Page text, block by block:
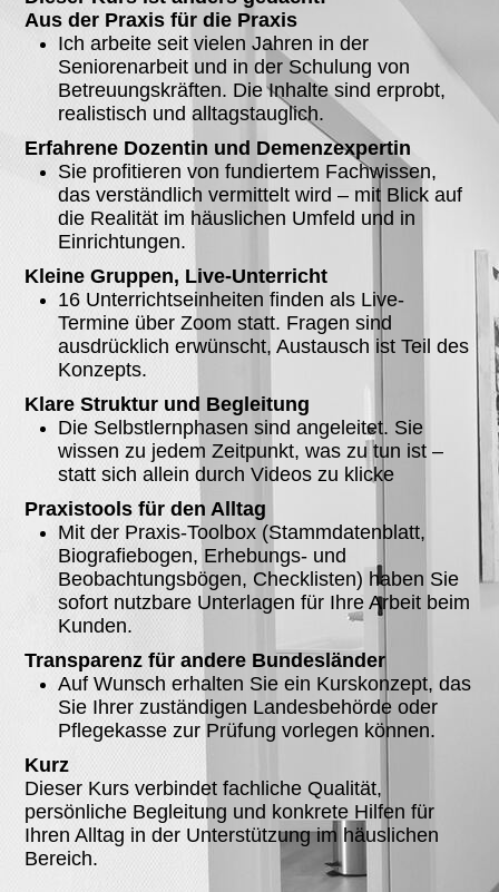
Aus der Praxis für die Praxis
Ich arbeite seit vielen Jahren in der
Seniorenarbeit und in der Schulung von
Betreuungskräften. Die Inhalte sind erprobt,
realistisch und alltagstauglich.
Erfahrene Dozentin und Demenzexpertin
Sie profitieren von fundiertem Fachwissen,
das verständlich vermittelt wird – mit Blick auf
die Realität im häuslichen Umfeld und in
Einrichtungen.
Kleine Gruppen, Live-Unterricht
16 Unterrichtseinheiten finden als Live-
Termine über Zoom statt. Fragen sind
ausdrücklich erwünscht, Austausch ist Teil des
Konzepts.
Klare Struktur und Begleitung
Die Selbstlernphasen sind angeleitet. Sie
wissen zu jedem Zeitpunkt, was zu tun ist –
statt sich allein durch Videos zu klicke
Praxistools für den Alltag
Mit der Praxis-Toolbox (Stammdatenblatt,
Biografiebogen, Erhebungs- und
Beobachtungsbögen, Checklisten) haben Sie
sofort nutzbare Unterlagen für Ihre Arbeit beim
Kunden.
Transparenz für andere Bundesländer
Auf Wunsch erhalten Sie ein Kurskonzept, das
Sie Ihrer zuständigen Landesbehörde oder
Pflegekasse zur Prüfung vorlegen können.
Kurz
Dieser Kurs verbindet fachliche Qualität,
persönliche Begleitung und konkrete Hilfen für
Ihren Alltag in der Unterstützung im häuslichen
Bereich.